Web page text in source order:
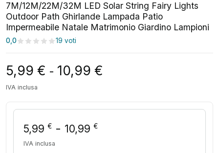
7M/12M/22M/32M LED Solar String Fairy Lights
Outdoor Path Ghirlande Lampada Patio
Impermeabile Natale Matrimonio Giardino Lampioni
0,0 19 voti
5,99 € - 10,99 €
IVA inclusa
5,99 € - 10,99 €Fascia di prezzo: da
IVA inclusa